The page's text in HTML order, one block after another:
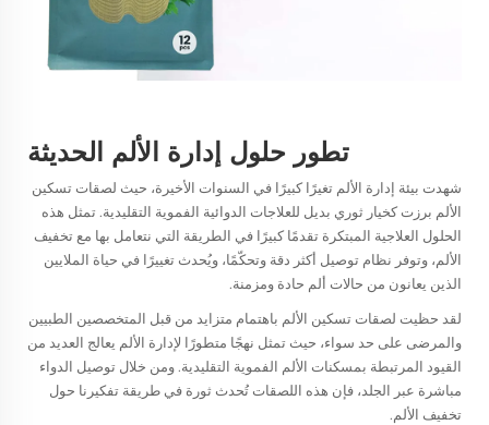
تطور حلول إدارة الألم الحديثة
شهدت بيئة إدارة الألم تغيرًا كبيرًا في السنوات الأخيرة، حيث لصقات تسكين
الألم برزت كخيار ثوري بديل للعلاجات الدوائية الفموية التقليدية. تمثل هذه
الحلول العلاجية المبتكرة تقدمًا كبيرًا في الطريقة التي نتعامل بها مع تخفيف
الألم، وتوفر نظام توصيل أكثر دقة وتحكّمًا، ويُحدث تغييرًا في حياة الملايين
الذين يعانون من حالات ألم حادة ومزمنة.
لقد حظيت لصقات تسكين الألم باهتمام متزايد من قبل المتخصصين الطبيين
والمرضى على حد سواء، حيث تمثل نهجًا متطورًا لإدارة الألم يعالج العديد من
القيود المرتبطة بمسكنات الألم الفموية التقليدية. ومن خلال توصيل الدواء
مباشرة عبر الجلد، فإن هذه اللصقات تُحدث ثورة في طريقة تفكيرنا حول
تخفيف الألم.